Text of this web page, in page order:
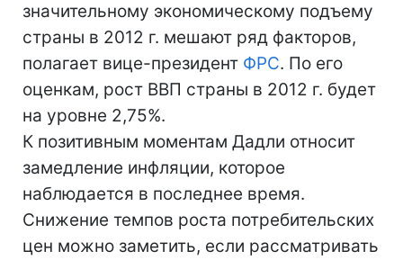
значительному экономическому подъему
страны в 2012 г. мешают ряд факторов,
полагает вице-президент ФРС. По его
оценкам, рост ВВП страны в 2012 г. будет
на уровне 2,75%.
К позитивным моментам Дадли относит
замедление инфляции, которое
наблюдается в последнее время.
Снижение темпов роста потребительских
цен можно заметить, если рассматривать